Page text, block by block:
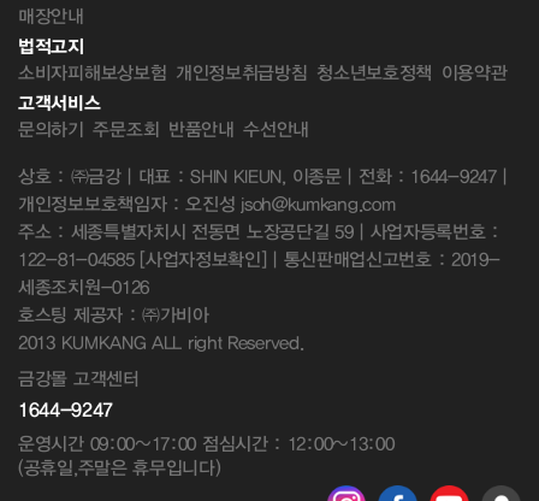
매장안내
법적고지
소비자피해보상보험 개인정보취급방침 청소년보호정책 이용약관
고객서비스
문의하기 주문조회 반품안내 수선안내
상호 : ㈜금강 | 대표 : SHIN KIEUN, 이종문 | 전화 : 1644-9247 |
개인정보보호책임자 : 오진성 jsoh@kumkang.com
주소 : 세종특별자치시 전동면 노장공단길 59 | 사업자등록번호 :
122-81-04585 [사업자정보확인] | 통신판매업신고번호 : 2019-
세종조치원-0126
호스팅 제공자 : ㈜가비아
2013 KUMKANG ALL right Reserved.
금강몰 고객센터
1644-9247
운영시간 09:00~17:00 점심시간 : 12:00~13:00
(공휴일,주말은 휴무입니다)